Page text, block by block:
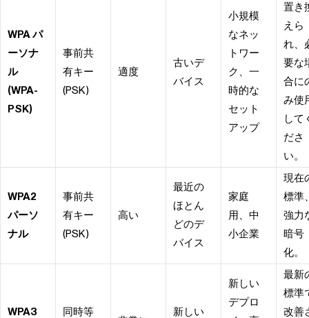
WPA パ
ーソナ
ル
(WPA-
PSK)
事前共
有キー
(PSK)
適度
古いデ
バイス
小規模
なネッ
トワー
ク、一
時的な
セット
アップ
置き
えら
れ、
要な
合に
み使
して
ださ
い。
WPA2
パーソ
ナル
事前共
有キー
(PSK)
高い
最近の
ほとん
どのデ
バイス
家庭
用、中
小企業
現在
標準
強力
暗号
化。
WPA3 同時等 新しい
新しい
デプロ
最新
標準
改善